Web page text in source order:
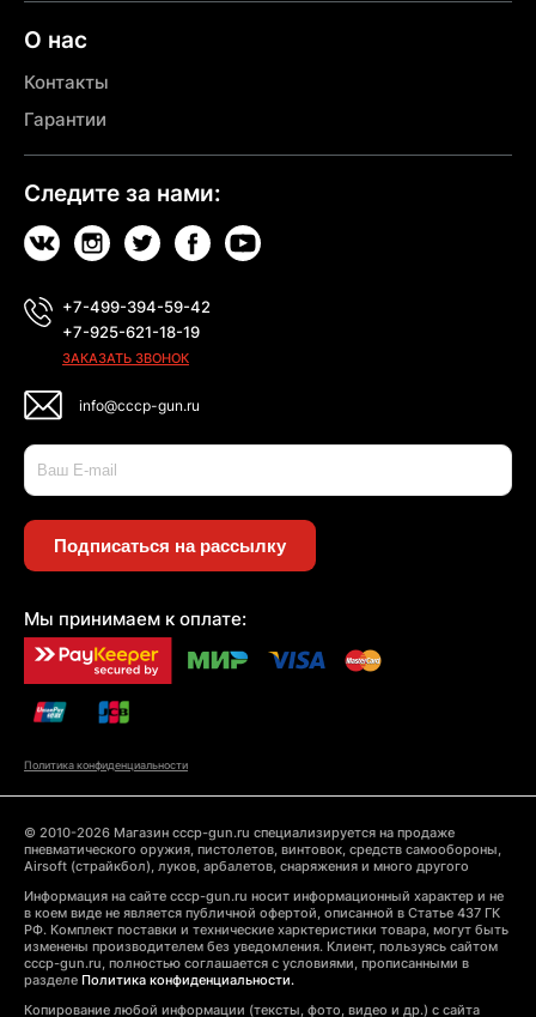
О нас
Контакты
Гарантии
Следите за нами:
+7-499-394-59-42
+7-925-621-18-19
ЗАКАЗАТЬ ЗВОНОК
info@cccp-gun.ru
Подписаться на рассылку
Мы принимаем к оплате:
Политика конфиденциальности
© 2010-2026 Магазин cccp-gun.ru специализируется на продаже
пневматического оружия, пистолетов, винтовок, средств самообороны,
Airsoft (страйкбол), луков, арбалетов, снаряжения и много другого
Информация на сайте cccp-gun.ru носит информационный характер и не
в коем виде не является публичной офертой, описанной в Статье 437 ГК
РФ. Комплект поставки и технические харктеристики товара, могут быть
изменены производителем без уведомления. Клиент, пользуясь сайтом
cccp-gun.ru, полностью соглашается с условиями, прописанными в
разделе Политика конфиденциальности.
Копирование любой информации (тексты, фото, видео и др.) с сайта